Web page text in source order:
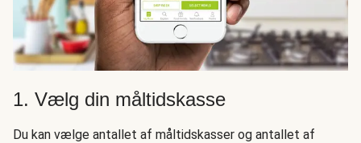
1. Vælg din måltidskasse
Du kan vælge antallet af måltidskasser og antallet af